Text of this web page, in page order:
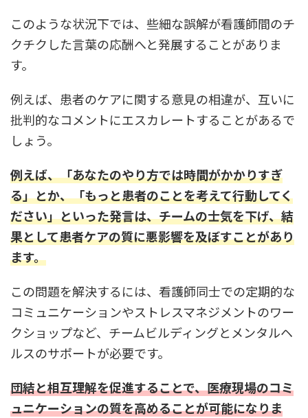
このような状況下では、些細な誤解が看護師間のチ
クチクした言葉の応酬へと発展することがありま
す。
例えば、患者のケアに関する意見の相違が、互いに
批判的なコメントにエスカレートすることがあるで
しょう。
例えば、「あなたのやり方では時間がかかりすぎ
る」とか、「もっと患者のことを考えて行動してく
ださい」といった発言は、チームの士気を下げ、結
果として患者ケアの質に悪影響を及ぼすことがあり
ます。
この問題を解決するには、看護師同士での定期的な
コミュニケーションやストレスマネジメントのワー
クショップなど、チームビルディングとメンタルヘ
ルスのサポートが必要です。
団結と相互理解を促進することで、医療現場のコミ
ュニケーションの質を高めることが可能になりま